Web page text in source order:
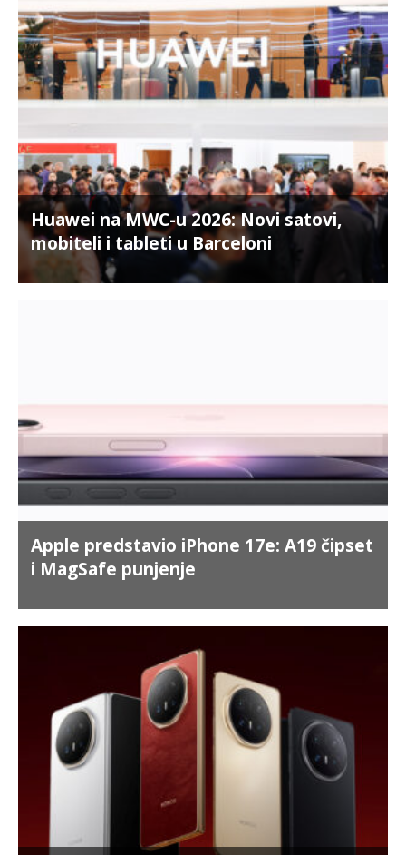
Huawei na MWC-u 2026: Novi satovi,
mobiteli i tableti u Barceloni
Apple predstavio iPhone 17e: A19 čipset
i MagSafe punjenje